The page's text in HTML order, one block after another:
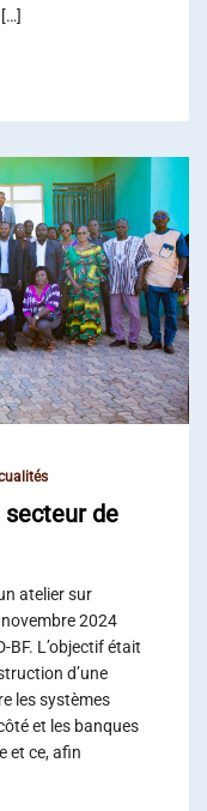
de
atelier sur
novembre 2024
BF. L’objectif était
d’une
les systèmes
et les banques
et ce, afin